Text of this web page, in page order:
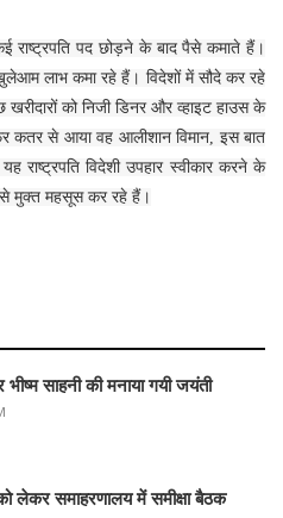
राष्ट्रपति पद छोड़ने के बाद पैसे कमाते हैं।
लाभ कमा रहे हैं। विदेशों में सौदे कर रहे
को निजी डिनर और व्हाइट हाउस के
कतर से आया वह आलीशान विमान, इस बात
विदेशी उपहार स्वीकार करने के
मुक्त महसूस कर रहे हैं।
भीष्म साहनी की मनाया गयी जयंती
लेकर समाहरणालय में समीक्षा बैठक